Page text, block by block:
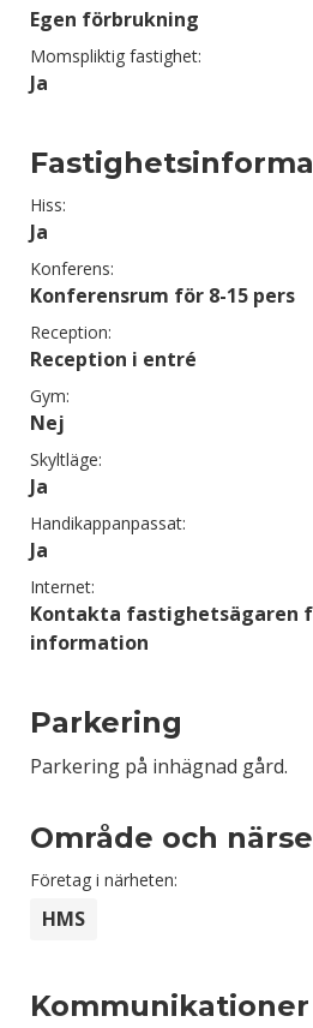
Egen förbrukning
Momspliktig fastighet:
Ja
Hiss:
Ja
Konferens:
Konferensrum för 8-15 pers
Reception:
Reception i entré
Gym:
Nej
Skyltläge:
Ja
Handikappanpassat:
Ja
Internet:
Kontakta fastighetsägaren
information
Parkering
Parkering på inhägnad gård.
Område och
Företag i närheten:
HMS
Kommunikationer